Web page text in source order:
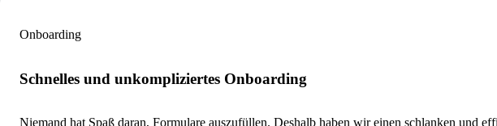
Onboarding
Schnelles und unkompliziertes Onboarding
Niemand hat Spaß daran, Formulare auszufüllen. Deshalb haben wir einen schlanken und